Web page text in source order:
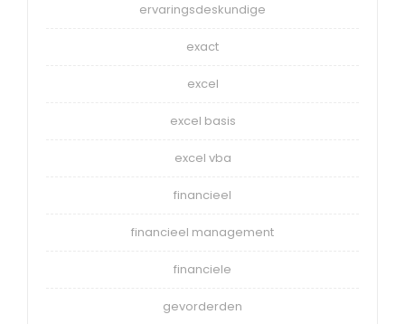
ervaringsdeskundige
exact
excel
excel basis
excel vba
financieel
financieel management
financiele
gevorderden